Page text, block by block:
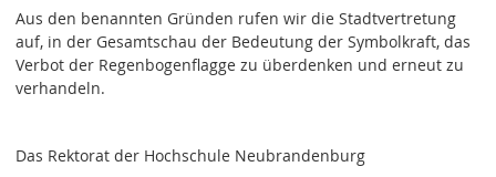
Aus den benannten Gründen rufen wir die Stadtvertretung
auf, in der Gesamtschau der Bedeutung der Symbolkraft, das
Verbot der Regenbogenflagge zu überdenken und erneut zu
verhandeln.
Das Rektorat der Hochschule Neubrandenburg